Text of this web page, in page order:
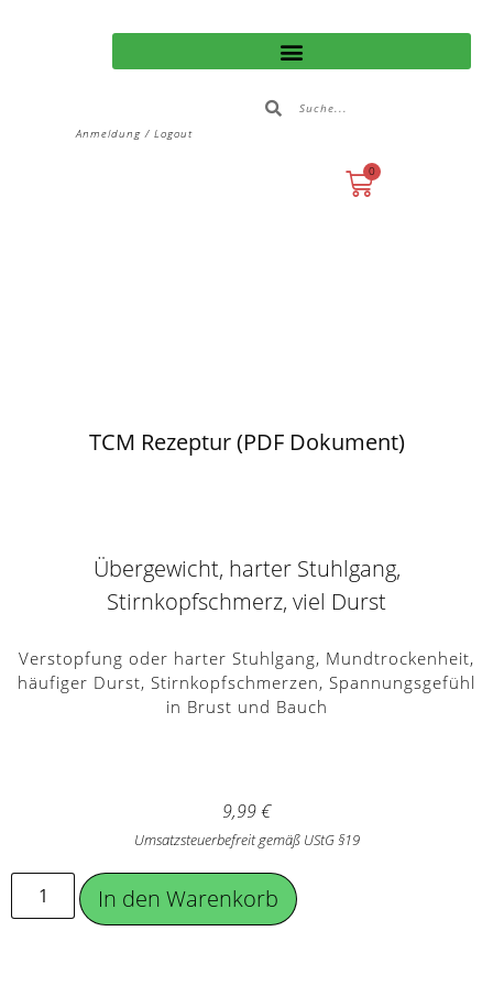
Anmeldung / Logout
0
TCM Rezeptur (PDF Dokument)
Übergewicht, harter Stuhlgang,
Stirnkopfschmerz, viel Durst
Verstopfung oder harter Stuhlgang, Mundtrockenheit,
häufiger Durst, Stirnkopfschmerzen, Spannungsgefühl
in Brust und Bauch
9,99€
Umsatzsteuerbefreit gemäß UStG §19
In den Warenkorb